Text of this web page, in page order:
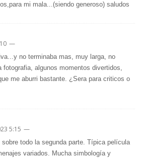
mi mala...(siendo generoso) saludos
—
no terminaba mas, muy larga, no
fotografia, algunos momentos divertidos,
me aburri bastante. ¿Sera para criticos o
5:15 —
sobre todo la segunda parte. Típica película
variados. Mucha simbología y